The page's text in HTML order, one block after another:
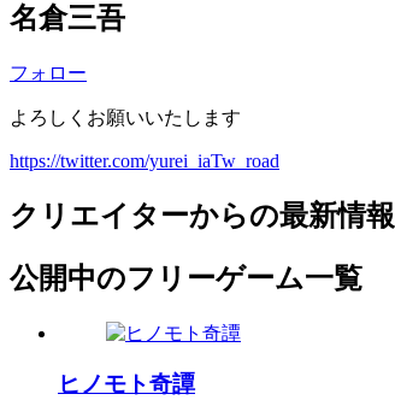
名倉三吾
フォロー
よろしくお願いいたします
https://twitter.com/yurei_iaTw_road
クリエイターからの最新情報
公開中のフリーゲーム一覧
ヒノモト奇譚